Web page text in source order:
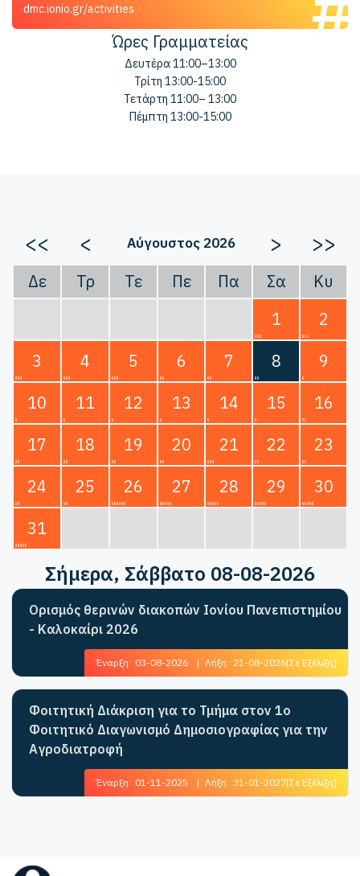
dmc.ionio.gr/activities
Ώρες Γραμματείας
Δευτέρα 11:00–13:00
Τρίτη 13:00-15:00
Τετάρτη 11:00– 13:00
Πέμπτη 13:00-15:00
<< < Αύγουστος 2026 > >>
Δε Τρ Τε Πε Πα Σα
Κυ
1
2
3
4 5 6 7 8
9
10
11 12 13 14 15
16
17
18 19 20 21 22
23
24
25 26 27 28 29
30
31
Σήμερα, Σάββατο 08-08-2026
Ορισμός θερινών διακοπών Ιονίου Πανεπιστημίου
- Καλοκαίρι 2026
Έναρξη: 03-08-2026 | Λήξη: 21-08-2026[Σε Εξέλιξη]
Φοιτητική Διάκριση για το Τμήμα στον 1ο
Φοιτητικό Διαγωνισμό Δημοσιογραφίας για την
Αγροδιατροφή
Έναρξη: 01-11-2025 | Λήξη: 31-01-2027[Σε Εξέλιξη]